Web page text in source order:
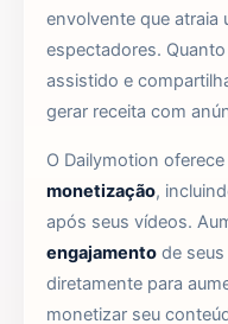
envolvente que atraia
espectadores.
assistido e
gerar receita com
O Dailymotion
monetização,
após seus vídeos.
engajamento de
diretamente para
monetizar seu